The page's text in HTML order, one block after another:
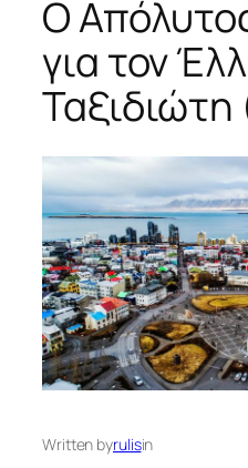
Ο
για τον
Written byrulisin